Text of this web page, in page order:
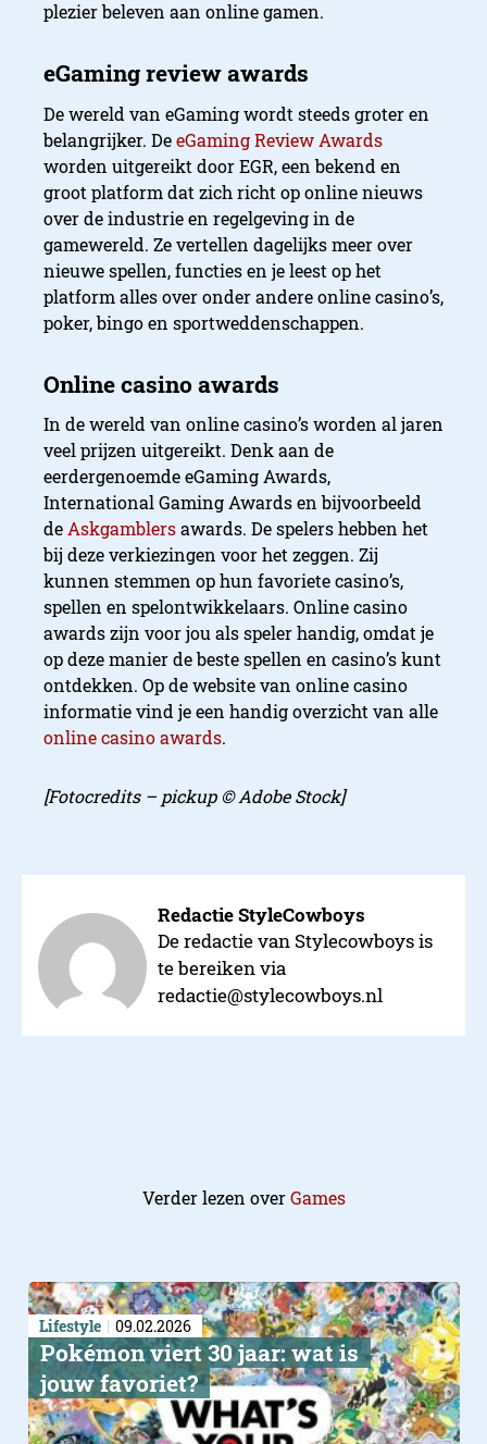
Game Awards
International Gaming
plezier beleven aan online gamen.
De wereld van eGaming wordt steeds groter en
belangrijker. DeeGaming Review Awards
worden uitgereikt door EGR, een bekend en
groot platform dat zich richt op online nieuws
over de industrie en regelgeving in de
gamewereld. Ze vertellen dagelijks meer over
nieuwe spellen, functies en je leest op het
platform alles over onder andere online casino’s,
poker, bingo en sportweddenschappen.
In de wereld van online casino’s worden al jaren
veel prijzen uitgereikt. Denk aan de
eerdergenoemde eGaming Awards,
International Gaming Awards en bijvoorbeeld
de Askgamblersawards. De spelers hebben het
bij deze verkiezingen voor het zeggen. Zij
kunnen stemmen op hun favoriete casino’s,
spellen en spelontwikkelaars. Online casino
awards zijn voor jou als speler handig, omdat je
op deze manier de beste spellen en casino’s kunt
ontdekken. Op de website van online casino
informatie vind je een handig overzicht van alle
online casino awards.
[Fotocredits – pickup © Adobe Stock]
Redactie StyleCowboys
De redactie van Stylecowboys is
te bereiken via
redactie@stylecowboys.nl
Verder lezen overGames
Lifestyle 09.02.2026
Pokémon viert 30 jaar: wat is
jouw favoriet?